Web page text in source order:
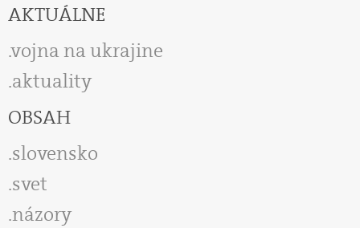
AKTUÁLNE
vojna na ukrajine
aktuality
OBSAH
slovensko
svet
názory